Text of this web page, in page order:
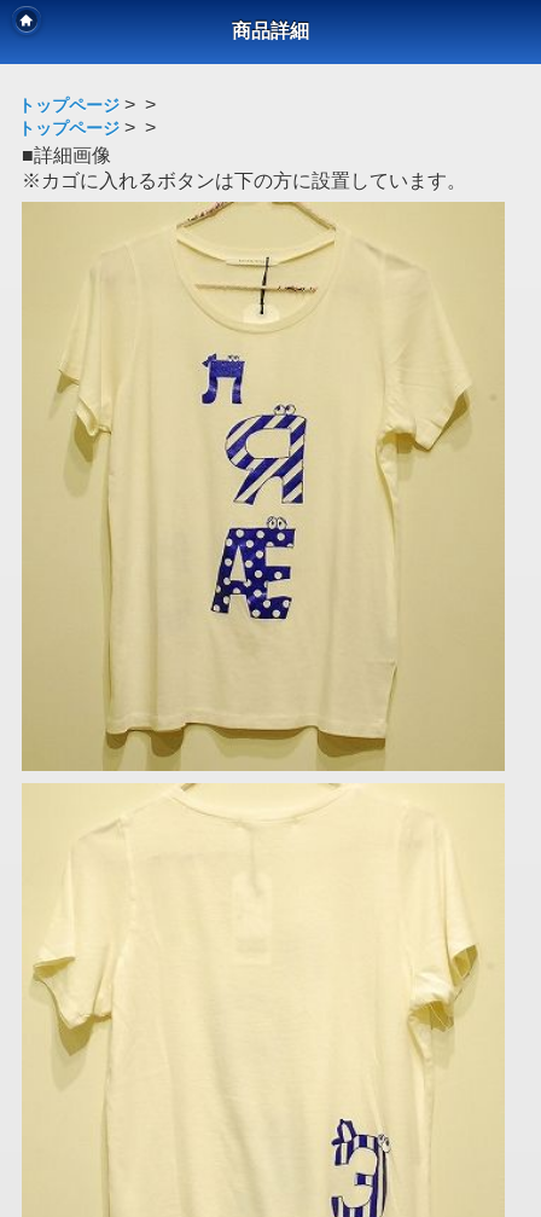
商品詳細
トップページ > >
トップページ > >
■詳細画像
※カゴに入れるボタンは下の方に設置しています。